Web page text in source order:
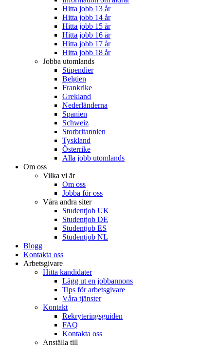
Hitta jobb 13 år
Hitta jobb 14 år
Hitta jobb 15 år
Hitta jobb 16 år
Hitta jobb 17 år
Hitta jobb 18 år
Jobba utomlands
Stipendier
Belgien
Frankrike
Grekland
Nederländerna
Spanien
Schweiz
Storbritannien
Tyskland
Österrike
Alla jobb utomlands
Om oss
Vilka vi är
Om oss
Jobba för oss
Våra andra siter
Studentjob UK
Studentjob DE
Studentjob ES
Studentjob NL
Blogg
Kontakta oss
Arbetsgivare
Hitta kandidater
Lägg ut en jobbannons
Tips för arbetsgivare
Våra tjänster
Kontakt
Rekryteringsguiden
FAQ
Kontakta oss
Anställa till